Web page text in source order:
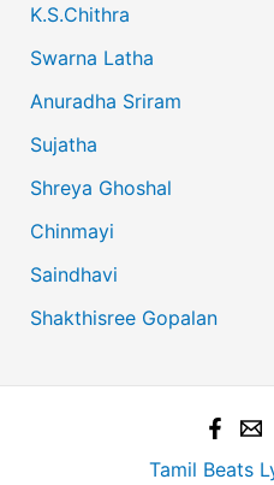
K.S.Chithra
Swarna Latha
Anuradha Sriram
Sujatha
Shreya Ghoshal
Chinmayi
Saindhavi
Shakthisree Gopalan
Tamil Beats